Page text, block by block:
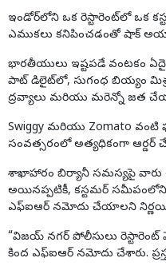
ఇండోర్‌లోని ఒక రెస్టారెంట్‌లో ఒక
ఎముకలు కనిపించడంతో షాక్
భారతీయులు ఇష్టపడే వంటకం
పాట్ డిలైట్‌లో, సుగంధ బియ్యం
ద్రవ్యాలు మరియు మరెన్నో జత
Swiggy మరియు Zomato వంటి
సంవత్సరంలో అత్యధికంగా ఆర్డర్
శాఖాహారం బిర్యానీ సమస్యపై వారు
అయినప్పటికీ, కస్టమర్
ఎఫ్‌ఐఆర్ నమోదు చేయాలని
“విజయ్ నగర్ పోలీసులు రెస్టారెంట్
కింద ఎఫ్ఐఆర్ నమోదు చేశారు.